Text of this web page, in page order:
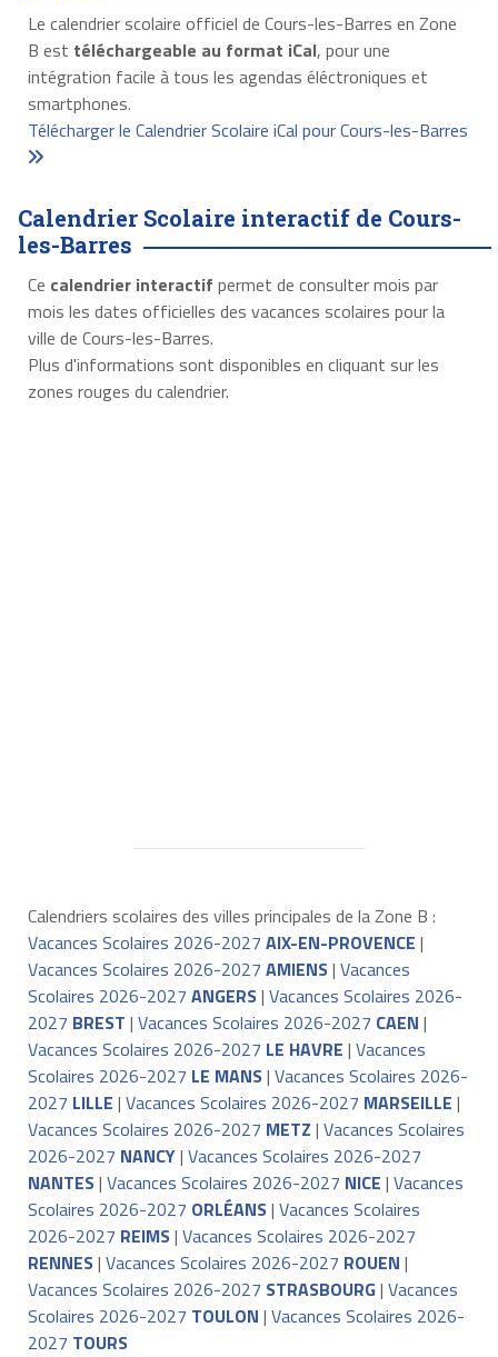
Le calendrier scolaire officiel de Cours-les-Barres en Zone
B est téléchargeable au format iCal, pour une
intégration facile à tous les agendas éléctroniques et
smartphones.
Télécharger le Calendrier Scolaire iCal pour Cours-les-Barres
Calendrier Scolaire interactif de Cours-
les-Barres
Ce calendrier interactif permet de consulter mois par
mois les dates officielles des vacances scolaires pour la
ville de Cours-les-Barres.
Plus d'informations sont disponibles en cliquant sur les
zones rouges du calendrier.
Calendriers scolaires des villes principales de la Zone B :
Vacances Scolaires 2026-2027 AIX-EN-PROVENCE |
Vacances Scolaires 2026-2027 AMIENS| Vacances
Scolaires 2026-2027 ANGERS| Vacances Scolaires 2026-
2027 BREST | Vacances Scolaires 2026-2027 CAEN |
Vacances Scolaires 2026-2027 LE HAVRE | Vacances
Scolaires 2026-2027 LE MANS| Vacances Scolaires 2026-
2027 LILLE | Vacances Scolaires 2026-2027 MARSEILLE |
Vacances Scolaires 2026-2027 METZ | Vacances Scolaires
2026-2027 NANCY| Vacances Scolaires 2026-2027
NANTES| Vacances Scolaires 2026-2027 NICE | Vacances
Scolaires 2026-2027 ORLÉANS| Vacances Scolaires
2026-2027 REIMS| Vacances Scolaires 2026-2027
RENNES| Vacances Scolaires 2026-2027 ROUEN |
Vacances Scolaires 2026-2027 STRASBOURG| Vacances
Scolaires 2026-2027 TOULON | Vacances Scolaires 2026-
2027 TOURS